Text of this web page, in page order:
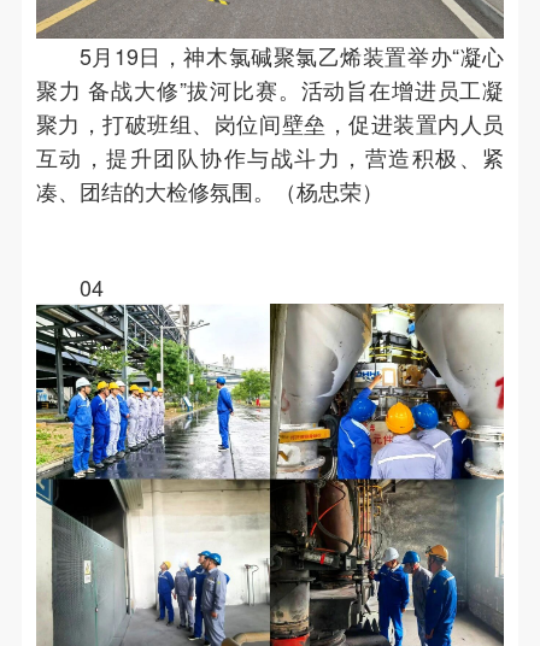
5月19日，神木氯碱聚氯乙烯装置举办“凝心
聚力 备战大修”拔河比赛。活动旨在增进员工凝
聚力，打破班组、岗位间壁垒，促进装置内人员
互动，提升团队协作与战斗力，营造积极、紧
凑、团结的大检修氛围。（杨忠荣）
04